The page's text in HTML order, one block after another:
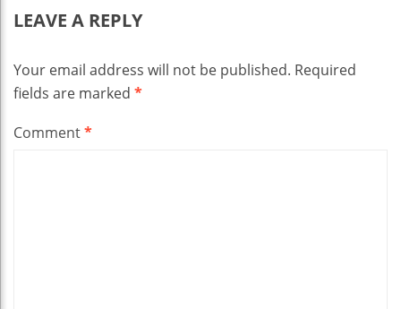
LEAVE A REPLY
Your email address will not be published. Required
fields are marked *
Comment*